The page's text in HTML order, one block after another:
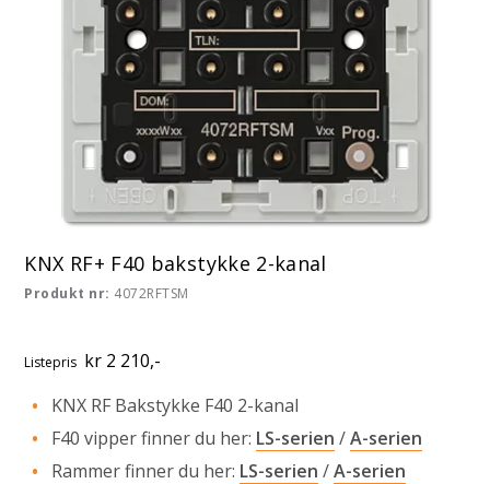
KNX RF+ F40 bakstykke 2-kanal
Produkt nr: 4072RFTSM
Listepris kr 2 210,-
KNX RF Bakstykke F40 2-kanal
F40 vipper finner du her: LS-serien /A-serien
Rammer finner du her: LS-serien /A-serien